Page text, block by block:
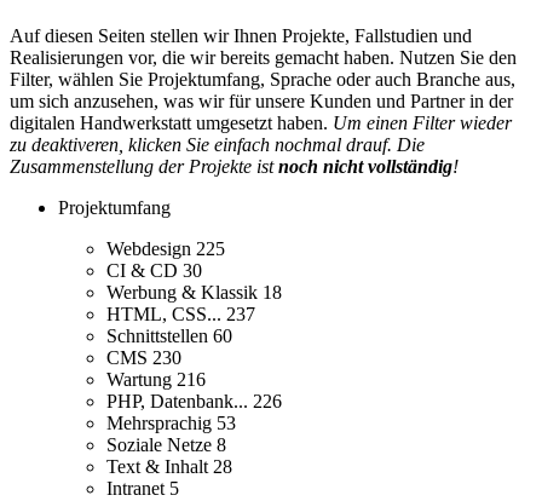
Auf diesen Seiten stellen wir Ihnen Projekte, Fallstudien und
Realisierungen vor, die wir bereits gemacht haben. Nutzen Sie den
Filter, wählen Sie Projektumfang, Sprache oder auch Branche aus,
um sich anzusehen, was wir für unsere Kunden und Partner in der
digitalen Handwerkstatt umgesetzt haben. Um einen Filter wieder
zu deaktiveren, klicken Sie einfach nochmal drauf. Die
Zusammenstellung der Projekte istnoch nicht vollständig!
Projektumfang
Webdesign 225
CI & CD 30
Werbung & Klassik 18
HTML, CSS... 237
Schnittstellen 60
CMS 230
Wartung 216
PHP, Datenbank... 226
Mehrsprachig 53
Soziale Netze 8
Text & Inhalt 28
Intranet 5